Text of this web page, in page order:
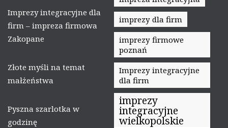
Imprezy integracyjne dla
firm – impreza firmowa
Zakopane
Złote myśli na temat
małżeństwa
Pyszna szarlotka w
godzinę
imprezy dla firm
imprezy firmowe
poznań
Imprezy integracyjne
dla firm
imprezy
integracyjne
wielkopolskie